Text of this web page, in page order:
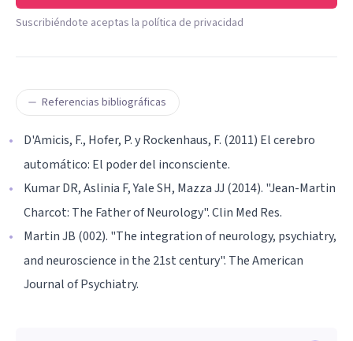
Suscribiéndote aceptas la política de privacidad
Referencias bibliográficas
D'Amicis, F., Hofer, P. y Rockenhaus, F. (2011) El cerebro
automático: El poder del inconsciente.
Kumar DR, Aslinia F, Yale SH, Mazza JJ (2014). "Jean-Martin
Charcot: The Father of Neurology". Clin Med Res.
Martin JB (002). "The integration of neurology, psychiatry,
and neuroscience in the 21st century". The American
Journal of Psychiatry.